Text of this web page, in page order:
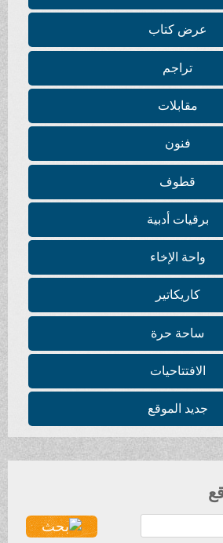
عرض كتاب
تراجم
مقابلات
فنون
قطوف
برقيات أدبية
واحة الإخاء
كاريكاتير
ساحة حرة
الافتتاحيات
جديد الموقع